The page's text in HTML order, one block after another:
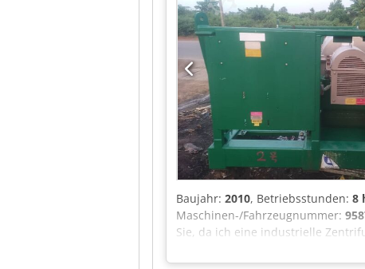
Baujahr: 2010, Betriebsstunden: 8
Maschinen-/Fahrzeugnummer:
Sie, da ich eine industrielle
derzeit in Douala, Kamerun. Es
Käufer besichtigt und erworben